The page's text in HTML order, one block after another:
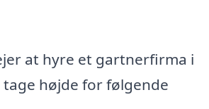
at hyre et gartnerfirma i
tage højde for følgende